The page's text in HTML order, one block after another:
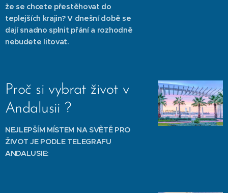
že se chcete přestěhovat do
teplejších krajin? V dnešní době se
dají snadno splnit přání a rozhodně
nebudete litovat.
Proč si vybrat život v
Andalusii ?
NEJLEPŠÍM MÍSTEM NA SVĚTĚ PRO
ŽIVOT JE PODLE TELEGRAFU
ANDALUSIE: